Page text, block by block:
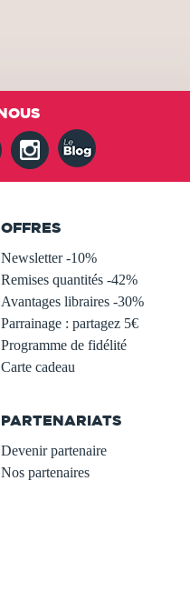
OFFRES
Newsletter -10%
Remises quantités -42%
Avantages libraires -30%
Parrainage : partagez 5€
Programme de fidélité
Carte cadeau
PARTENARIATS
Devenir partenaire
Nos partenaires